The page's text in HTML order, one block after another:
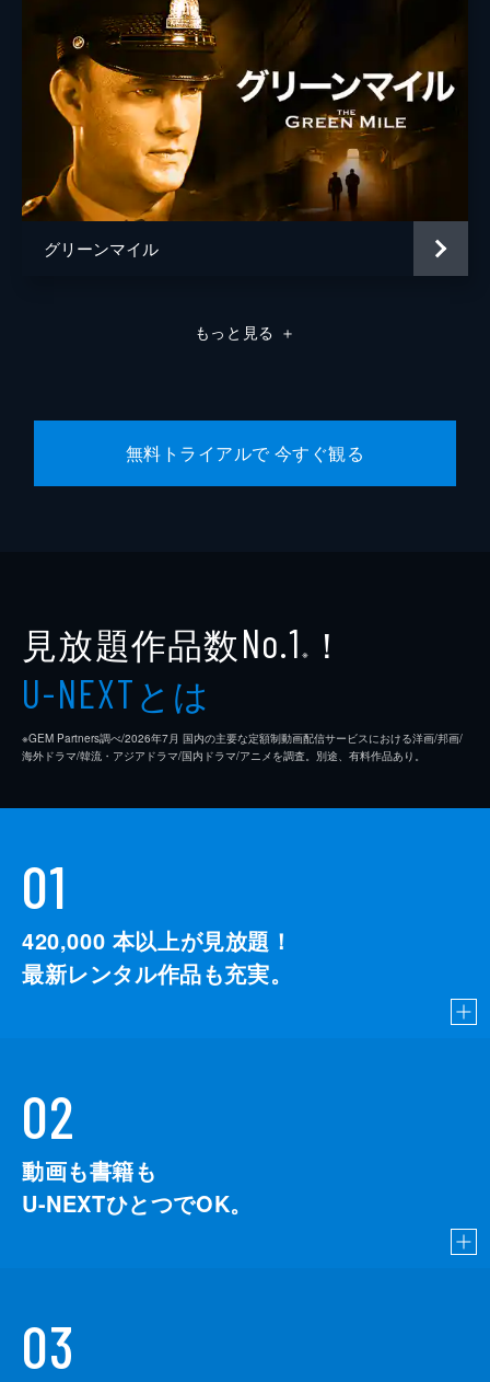
グリーンマイル
もっと見る ＋
無料トライアルで 今すぐ観る
見放題作品数No.1 ※ ！
U-NEXTとは
※GEM Partners調べ/2026年7⽉ 国内の主要な定額制動画配信サービスにおける洋画/邦画/
海外ドラマ/韓流・アジアドラマ/国内ドラマ/アニメを調査。別途、有料作品あり。
01
420,000 本以上が見放題！
最新レンタル作品も充実。
02
動画も書籍も
U-NEXTひとつでOK。
03